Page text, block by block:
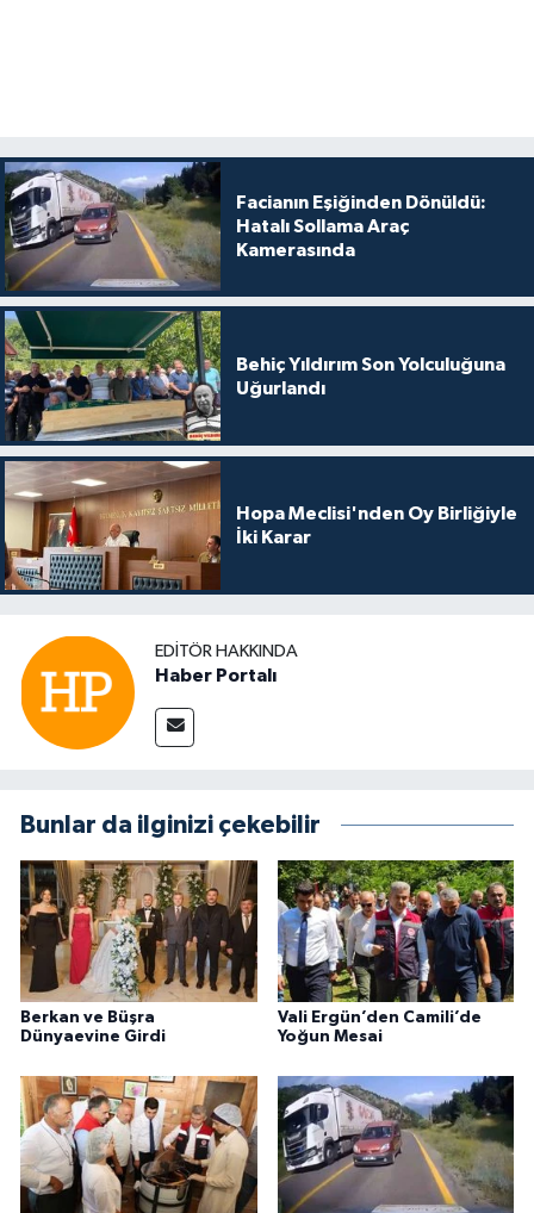
Facianın Eşiğinden Dönüldü:
Hatalı Sollama Araç
Kamerasında
Behiç Yıldırım Son Yolculuğuna
Uğurlandı
Hopa Meclisi'nden Oy Birliğiyle
İki Karar
EDITÖR HAKKINDA
Haber Portalı
Bunlar da ilginizi çekebilir
Berkan ve Büşra
Dünyaevine Girdi
Vali Ergün’den Camili’de
Yoğun Mesai